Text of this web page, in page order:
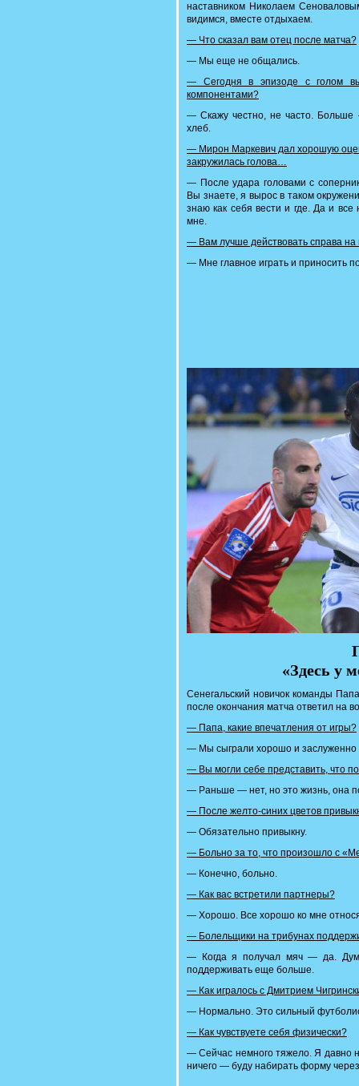
наставником Николаем
видимся, вместе отдыхаем.
— Что сказал вам отец после матча?
— Мы еще не общались.
— Сегодня в эпизоде с голом
компонентами?
— Cкажу честно, не часто.
хлеб.
— Мирон Маркевич дал хорошую
закружилась голова…
— После удара головами с
Вы знаете, я вырос в таком
знаю как себя вести и где. Да и
мне.
— Вам лучше действовать справа на
— Мне главное играть и приносить
«Здесь у
Сенегальский новичок команды
после окончания матча ответил на
— Папа, какие впечатления от игры?
— Мы сыграли хорошо и заслуженно
— Вы могли себе представить, что
— Раньше — нет, но это жизнь, она
— После желто-синих цветов
— Обязательно привыкну.
— Больно за то, что произошло с
— Конечно, больно.
— Как вас встретили партнеры?
— Хорошо. Все хорошо ко мне
— Болельщики на трибунах
— Когда я получал мяч — да.
поддерживать еще больше.
— Как игралось с Дмитрием
— Нормально. Это сильный
— Как чувствуете себя физически?
— Cейчас немного тяжело. Я давно
ничего — буду набирать форму